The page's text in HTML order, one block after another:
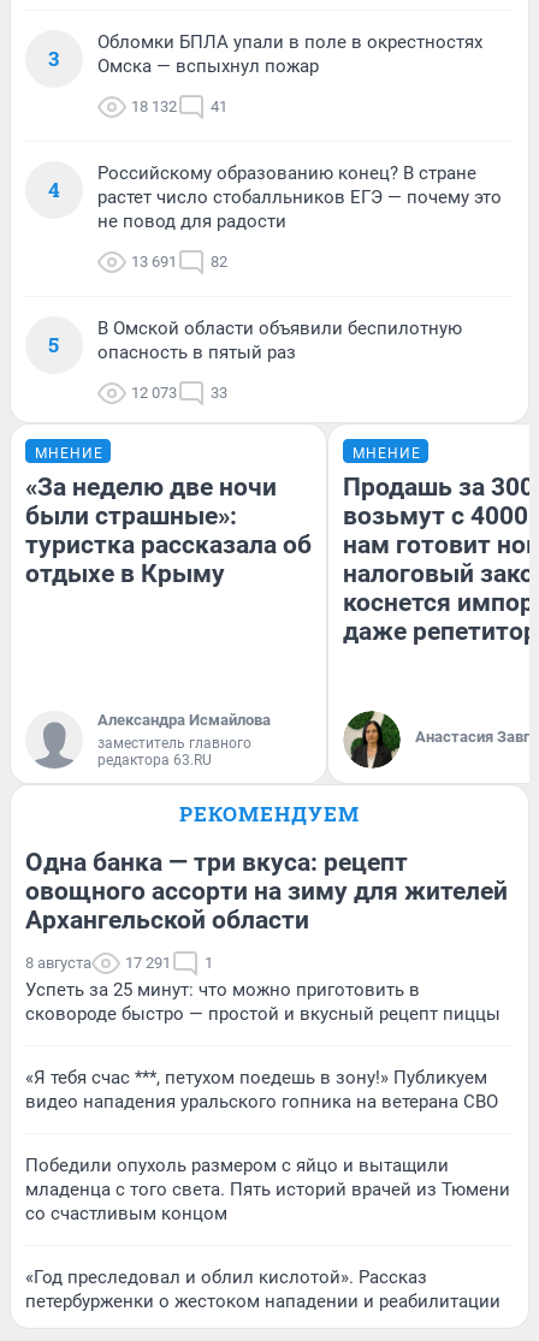
3
Обломки БПЛА упали в поле в окрестностях
Омска — вспыхнул пожар
18 132 41
4
Российскому образованию конец? В стране
растет число стобалльников ЕГЭ — почему это
не повод для радости
13 691 82
5
В Омской области объявили беспилотную
опасность в пятый раз
12 073 33
МНЕНИЕ
«За неделю две ночи
были страшные»:
туристка рассказала об
отдыхе в Крыму
Александра Исмайлова
заместитель главного
редактора 63.RU
МНЕНИЕ
Продашь за
возьмут с
нам готовит
налоговый
коснется
даже
Анастасия
РЕКОМЕНДУЕМ
Одна банка — три вкуса: рецепт
овощного ассорти на зиму для жителей
Архангельской области
8 августа 17 291 1
Успеть за 25 минут: что можно приготовить в
сковороде быстро — простой и вкусный рецепт пиццы
«Я тебя счас ***, петухом поедешь в зону!» Публикуем
видео нападения уральского гопника на ветерана СВО
Победили опухоль размером с яйцо и вытащили
младенца с того света. Пять историй врачей из Тюмени
со счастливым концом
«Год преследовал и облил кислотой». Рассказ
петербурженки о жестоком нападении и реабилитации